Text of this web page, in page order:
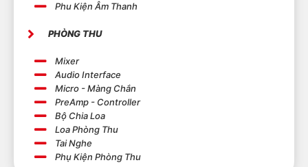
Phu Kiện Âm Thanh
PHÒNG THU
Mixer
Audio Interface
Micro - Màng Chắn
PreAmp - Controller
Bộ Chia Loa
Loa Phòng Thu
Tai Nghe
Phụ Kiện Phòng Thu